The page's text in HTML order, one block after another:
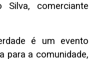
Silva, comerciante
é um evento
para a comunidade,